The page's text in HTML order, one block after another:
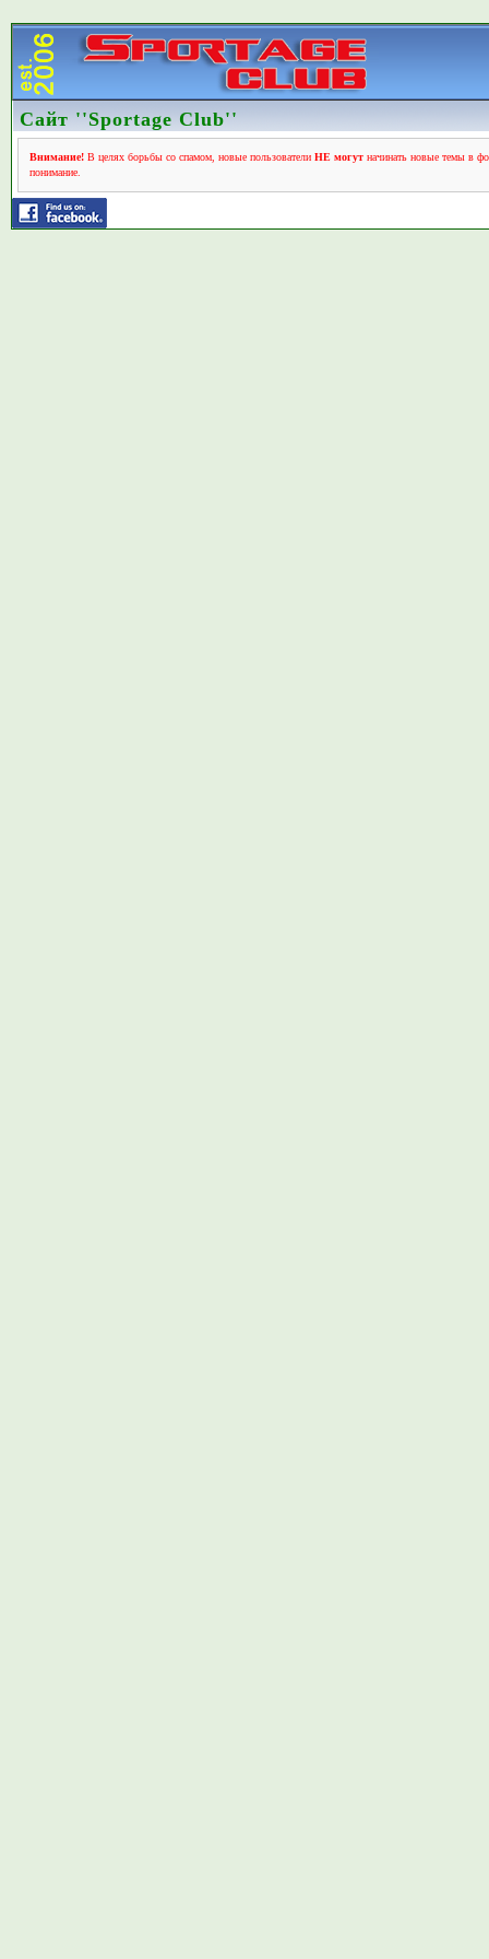
Сайт ''Sportage Club''
Внимание!В целях борьбы со спамом, новые пользователи НЕ могутначинать новые темы в
понимание.